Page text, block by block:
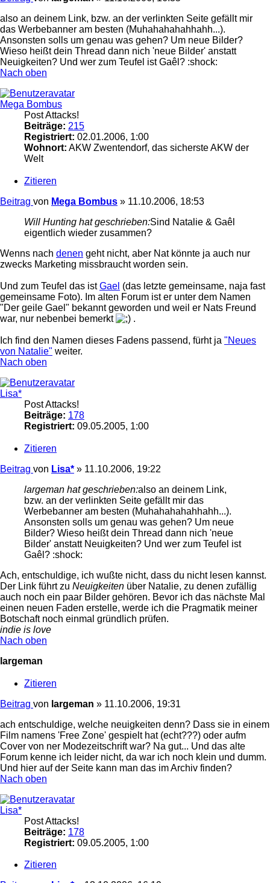
also an deinem Link, bzw. an der verlinkten Seite gefällt mir
das Werbebanner am besten (Muhahahahahhahh...).
Ansonsten solls um genau was gehen? Um neue Bilder?
Wieso heißt dein Thread dann nich 'neue Bilder' anstatt
Neuigkeiten? Und wer zum Teufel ist Gaêl? :shock:
Nach oben
Mega Bombus
Post Attacks!
Beiträge: 215
Registriert: 02.01.2006, 1:00
Wohnort: AKW Zwentendorf, das sicherste AKW der
Welt
Zitieren
Beitrag von Mega Bombus » 11.10.2006, 18:53
Will Hunting hat geschrieben:Sind Natalie & Gaêl
eigentlich wieder zusammen?
Wenns nach denen geht nicht, aber Nat könnte ja auch nur
zwecks Marketing missbraucht worden sein.
Und zum Teufel das istGael (das letzte gemeinsame, naja fast
gemeinsame Foto). Im alten Forum ist er unter dem Namen
"Der geile Gael" bekannt geworden und weil er Nats Freund
war, nur nebenbei bemerkt
.
Ich find den Namen dieses Fadens passend, fürht ja "Neues
von Natalie" weiter.
Nach oben
Lisa*
Post Attacks!
Beiträge: 178
Registriert: 09.05.2005, 1:00
Zitieren
Beitrag von Lisa* » 11.10.2006, 19:22
largeman hat geschrieben:also an deinem Link,
bzw. an der verlinkten Seite gefällt mir das
Werbebanner am besten (Muhahahahahhahh...).
Ansonsten solls um genau was gehen? Um neue
Bilder? Wieso heißt dein Thread dann nich 'neue
Bilder' anstatt Neuigkeiten? Und wer zum Teufel ist
Gaêl? :shock:
Ach, entschuldige, ich wußte nicht, dass du nicht lesen kannst.
Der Link führt zu Neuigkeiten über Natalie, zu denen zufällig
auch noch ein paar Bilder gehören. Bevor ich das nächste Mal
einen neuen Faden erstelle, werde ich die Pragmatik meiner
Botschaft noch einmal gründlich prüfen.
indie is love
Nach oben
largeman
Zitieren
Beitrag von largeman » 11.10.2006, 19:31
ach entschuldige, welche neuigkeiten denn? Dass sie in einem
Film namens 'Free Zone' gespielt hat (echt???) oder aufm
Cover von ner Modezeitschrift war? Na gut... Und das alte
Forum kenne ich leider nicht, da war ich noch klein und dumm.
Und hier auf der Seite kann man das im Archiv finden?
Nach oben
Lisa*
Post Attacks!
Beiträge: 178
Registriert: 09.05.2005, 1:00
Zitieren